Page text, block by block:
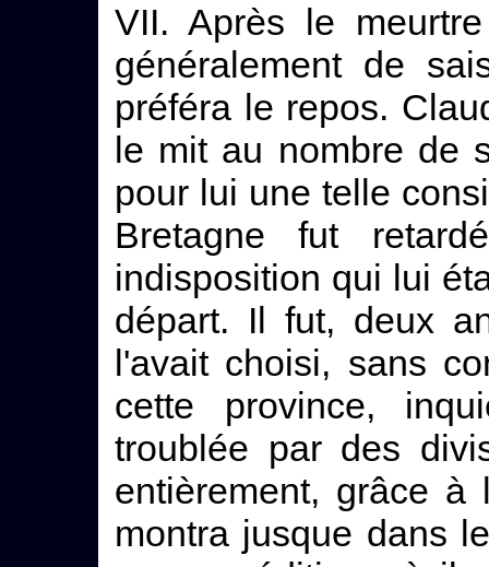
VII. Après le
généralement de
préféra le repos.
le mit au nombre de
pour lui une telle
Bretagne fut
indisposition qui lui
départ. Il fut, deux
l'avait choisi, sans
cette province,
troublée par des
entièrement, grâce
montra jusque dans